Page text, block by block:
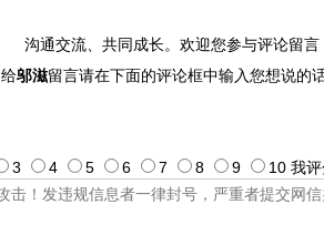
沟通交流、共同成长。欢迎您参与评论留言
给邬滋留言请在下面的评论框中输入您想说的
3 4 5 6 7 8 9 10 我评